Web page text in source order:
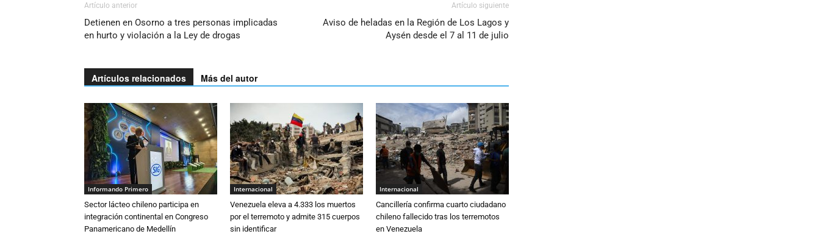
Artículo anterior
Detienen en Osorno a tres personas implicadas
en hurto y violación a la Ley de drogas
Artículo siguiente
Aviso de heladas en la Región de Los Lagos y
Aysén desde el 7 al 11 de julio
Artículos relacionados Más del autor
Informando Primero
Sector lácteo chileno participa en
integración continental en Congreso
Panamericano de Medellín
Internacional
Venezuela eleva a 4.333 los muertos
por el terremoto y admite 315 cuerpos
sin identificar
Internacional
Cancillería confirma cuarto ciudadano
chileno fallecido tras los terremotos
en Venezuela